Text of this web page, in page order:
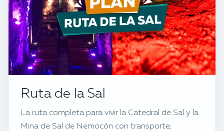
Ruta de la Sal
La ruta completa para vivir la Catedral de Sal y la
Mina de Sal de Nemocón con transporte,